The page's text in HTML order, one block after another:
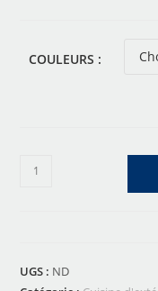
COULEURS :
UGS : ND